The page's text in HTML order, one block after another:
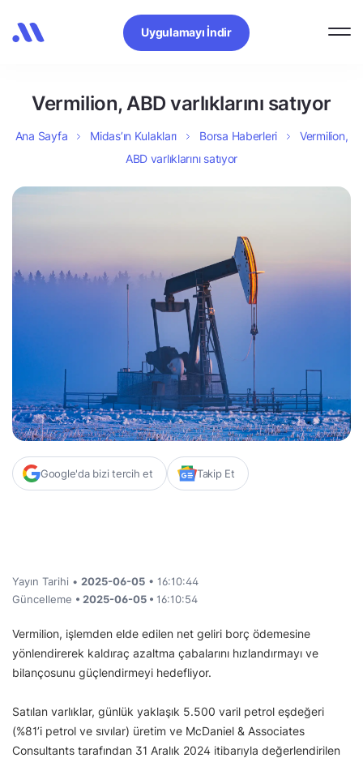
Uygulamayı İndir
Vermilion, ABD varlıklarını satıyor
Ana Sayfa Midas’ın Kulakları Borsa Haberleri
Vermilion,
ABD varlıklarını satıyor
Google'da bizi tercih et Takip Et
Yayın Tarihi • 2025-06-05 • 16:10:44
Güncelleme • 2025-06-05 • 16:10:54
Vermilion, işlemden elde edilen net geliri borç ödemesine
yönlendirerek kaldıraç azaltma çabalarını hızlandırmayı ve
bilançosunu güçlendirmeyi hedefliyor.
Satılan varlıklar, günlük yaklaşık 5.500 varil petrol eşdeğeri
(%81’i petrol ve sıvılar) üretim ve McDaniel & Associates
Consultants tarafından 31 Aralık 2024 itibarıyla değerlendirilen